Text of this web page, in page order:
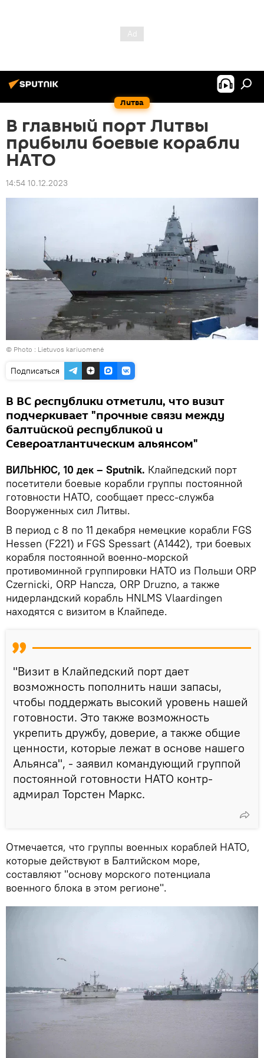
Литва
В главный порт Литвы
прибыли боевые корабли
НАТО
14:54 10.12.2023
© Photo : Lietuvos kariuomenė
Подписаться
В ВС республики отметили, что визит
подчеркивает "прочные связи между
балтийской республикой и
Североатлантическим альянсом"
ВИЛЬНЮС, 10 дек – Sputnik. Клайпедский порт
посетители боевые корабли группы постоянной
готовности НАТО, сообщает пресс-служба
Вооруженных сил Литвы.
В период с 8 по 11 декабря немецкие корабли FGS
Hessen (F221) и FGS Spessart (A1442), три боевых
корабля постоянной военно-морской
противоминной группировки НАТО из Польши ORP
Czernicki, ORP Hancza, ORP Druzno, а также
нидерландский корабль HNLMS Vlaardingen
находятся с визитом в Клайпеде.
"Визит в Клайпедский порт дает
возможность пополнить наши запасы,
чтобы поддержать высокий уровень нашей
готовности. Это также возможность
укрепить дружбу, доверие, а также общие
ценности, которые лежат в основе нашего
Альянса", - заявил командующий группой
постоянной готовности НАТО контр-
адмирал Торстен Маркс.
Отмечается, что группы военных кораблей НАТО,
которые действуют в Балтийском море,
составляют "основу морского потенциала
военного блока в этом регионе".